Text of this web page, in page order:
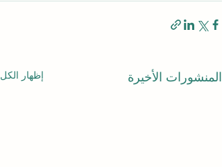
المنشورات الأخيرة إظهار الكل